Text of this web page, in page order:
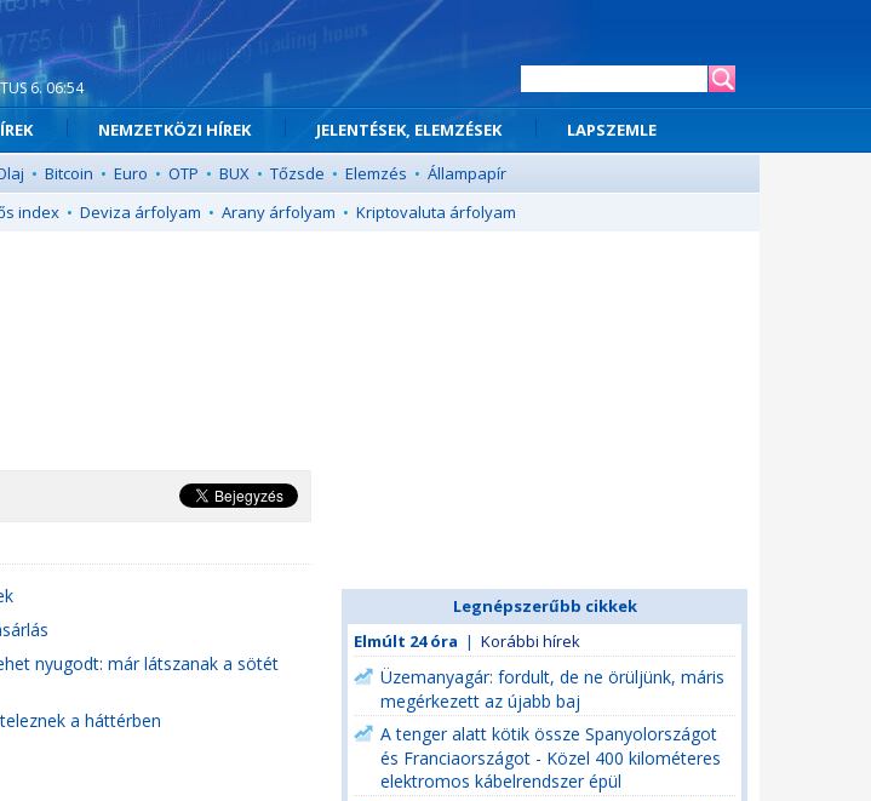
6. 06:54
NEMZETKÖZI HÍREK JELENTÉSEK, ELEMZÉSEK
LAPSZEMLE
• Bitcoin • Euro • OTP • BUX • Tőzsde • Elemzés • Állampapír
index • Deviza árfolyam • Arany árfolyam • Kriptovaluta árfolyam
nyugodt: már látszanak a sötét
a háttérben
Legnépszerűbb cikkek
Elmúlt 24 óra | Korábbi hírek
Üzemanyagár: fordult, de ne örüljünk, máris
megérkezett az újabb baj
A tenger alatt kötik össze Spanyolországot
és Franciaországot - Közel 400 kilométeres
elektromos kábelrendszer épül